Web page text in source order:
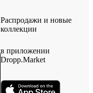
Распродажи и новые
коллекции
в приложении
Dropp.Market